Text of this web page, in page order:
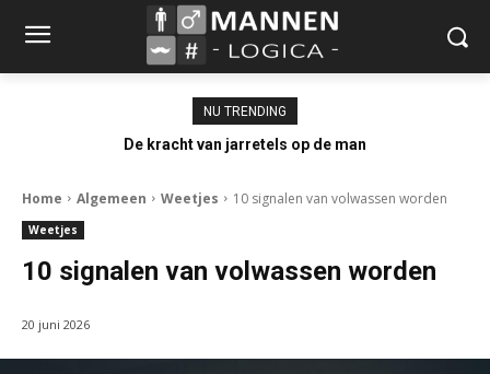
NU TRENDING
De kracht van jarretels op de man
Home Algemeen Weetjes 10 signalen van volwassen worden
Weetjes
10 signalen van volwassen worden
20 juni 2026